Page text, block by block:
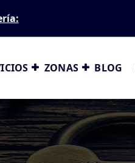
ZONAS BLOG